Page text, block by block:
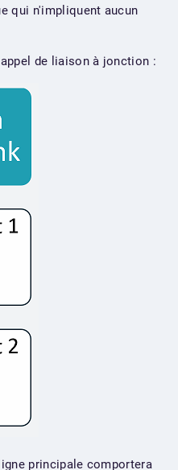
qui n'impliquent aucun
de liaison à jonction :
principale comportera